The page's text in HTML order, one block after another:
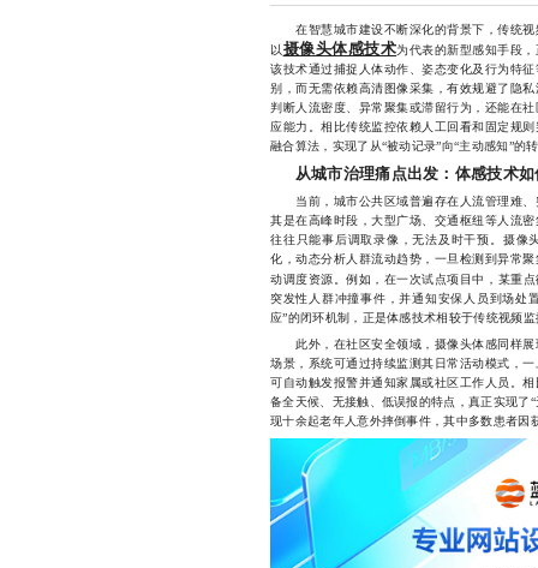
在智慧城市建设不断深化的背景下，传统视
以摄像头体感技术为代表的新型感知手段
该技术通过捕捉人体动作、姿态变化及行为特
别，而无需依赖高清图像采集，有效规避了隐
判断人流密度、异常聚集或滞留行为，还能在
应能力。相比传统监控依赖人工回看和固定规
融合算法，实现了从“被动记录”向“主动感知”的
从城市治理痛点出发：体感技术
当前，城市公共区域普遍存在人流管理难、
其是在高峰时段，大型广场、交通枢纽等人流
往往只能事后调取录像，无法及时干预。摄像
化，动态分析人群流动趋势，一旦检测到异常
动调度资源。例如，在一次试点项目中，某重
突发性人群冲撞事件，并通知安保人员到场处
应”的闭环机制，正是体感技术相较于传统视频
此外，在社区安全领域，摄像头体感同样展
场景，系统可通过持续监测其日常活动模式，
可自动触发报警并通知家属或社区工作人员。
备全天候、无接触、低误报的特点，真正实现了
现十余起老年人意外摔倒事件，其中多数患者因